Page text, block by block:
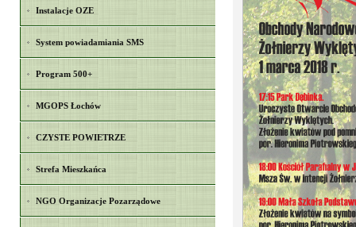
Instalacje OZE
System powiadamiania SMS
Program 500+
MGOPS Łochów
CZYSTE POWIETRZE
Strefa Mieszkańca
NGO Organizacje Pozarządowe